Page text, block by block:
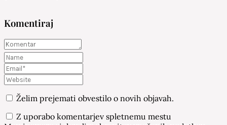
Komentiraj
Želim prejemati obvestilo o novih objavah.
Z uporabo komentarjev spletnemu mestu